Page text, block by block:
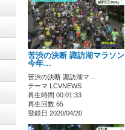
苦渋の決断 諏訪湖マラソン
今年…
苦渋の決断 諏訪湖マ…
テーマ LCVNEWS
再生時間 00:01:33
再生回数 65
登録日 2020/04/20